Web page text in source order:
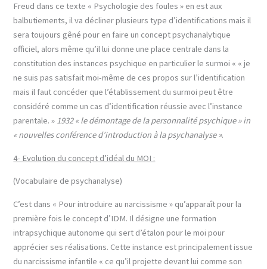
Freud dans ce texte « Psychologie des foules » en est aux
balbutiements, il va décliner plusieurs type d’identifications mais il
sera toujours gêné pour en faire un concept psychanalytique
officiel, alors même qu’il lui donne une place centrale dans la
constitution des instances psychique en particulier le surmoi « « je
ne suis pas satisfait moi-même de ces propos sur l’identification
mais il faut concéder que l’établissement du surmoi peut être
considéré comme un cas d’identification réussie avec l’instance
parentale. » 1932 « le démontage de la personnalité psychique » in
« nouvelles conférence d’introduction à la psychanalyse ».
4- Evolution du concept d’idéal du MOI :
(Vocabulaire de psychanalyse)
C’est dans « Pour introduire au narcissisme » qu’apparaît pour la
première fois le concept d’IDM. Il désigne une formation
intrapsychique autonome qui sert d’étalon pour le moi pour
apprécier ses réalisations. Cette instance est principalement issue
du narcissisme infantile « ce qu’il projette devant lui comme son